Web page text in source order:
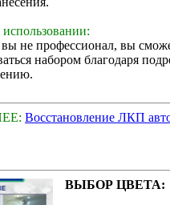
использовании:
не профессионал, вы
набором благодаря
Восстановление ЛКП
ВЫБОР ЦВЕТА: